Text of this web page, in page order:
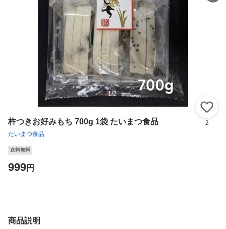
1/2
杵つきお好みもち 700g 1袋 たいまつ食品
たいまつ食品
2
送料無料
999円
商品説明